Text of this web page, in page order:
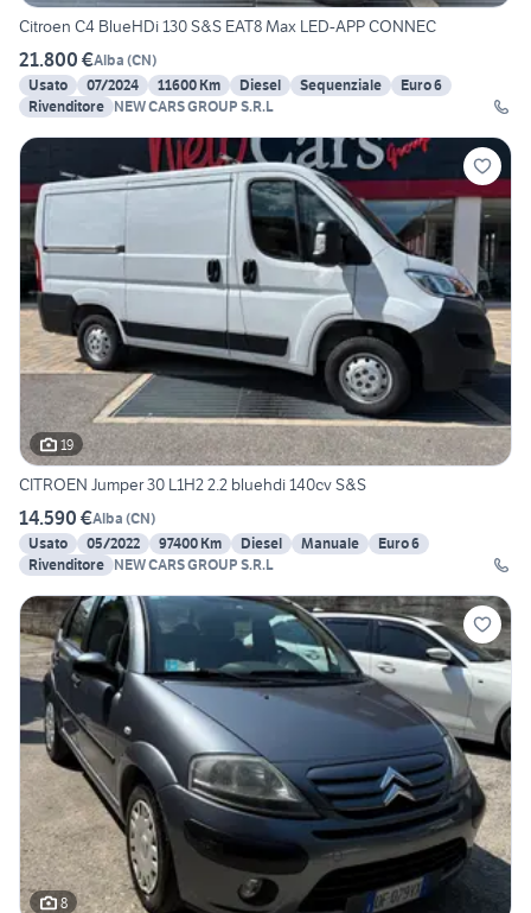
Citroen C4 BlueHDi 130 S&S EAT8 Max LED-APP CONNEC
21.800 €Alba (CN)
Usato
07/2024 11600 Km Diesel Sequenziale
Euro 6
Rivenditore NEW CARS GROUP S.R.L
19
CITROEN Jumper 30 L1H2 2.2 bluehdi 140cv S&S
14.590 €Alba (CN)
Usato
05/2022 97400 Km Diesel Manuale
Euro 6
Rivenditore NEW CARS GROUP S.R.L
8